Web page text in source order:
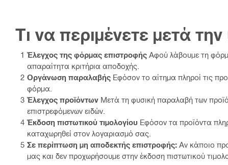
Τι να περιμένετε μετά
Έλεγχος της φόρμας επιστροφής Αφού λάβουμε τη
απαραίτητα κριτήρια αποδοχής.
Οργάνωση παραλαβής Εφόσον το αίτημα πληροί τις
φόρμα.
Έλεγχος προϊόντων Μετά τη φυσική παραλαβή των
επιστρεφόμενων ειδών.
Έκδοση πιστωτικού τιμολογίου Εφόσον τα προϊόντα
καταχωρηθεί στον λογαριασμό σας.
Σε περίπτωση μη αποδεκτής επιστροφής: Αν κάποιο
μας και δεν προχωρήσουμε στην έκδοση πιστωτικού